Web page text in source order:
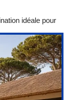
idéale pour